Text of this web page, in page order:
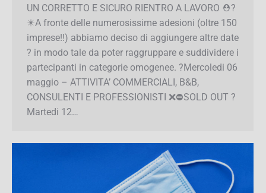
PER UN CORRETTO E SICURO RIENTRO A
LAVORO ⛑? ✴️A fronte delle numerosissime
adesioni (oltre 150 imprese!!) abbiamo deciso di
aggiungere altre date ? in modo tale da poter
raggruppare e suddividere i partecipanti in
categorie omogenee. ?Mercoledi 06 maggio –
ATTIVITA’ COMMERCIALI, B&B, CONSULENTI E
PROFESSIONISTI ❌⛔️SOLD OUT ?Martedi 12…